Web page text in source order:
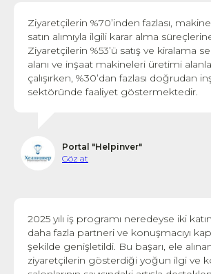
Ziyaretçilerin %70’inden fazlası,
satın alımıyla ilgili karar alma
Ziyaretçilerin %53’ü satış ve kiralama
alanı ve inşaat makineleri üretimi
çalışırken, %30’dan fazlası doğrudan
sektöründe faaliyet göstermektedir.
Portal "Helpinver"
Göz at
2025 yılı iş programı neredeyse iki
daha fazla partneri ve konuşmacıyı
şekilde genişletildi. Bu başarı, ele
ziyaretçilerin gösterdiği yoğun ilgi ve